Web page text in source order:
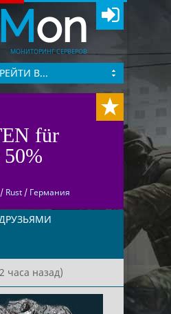
on
МОНИТОРИНГ СЕРВЕРОВ
В...
für
/ Rust / Германия
часа назад)